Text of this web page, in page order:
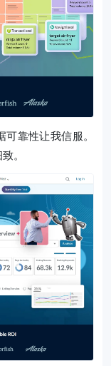
靠性让我信服。
。